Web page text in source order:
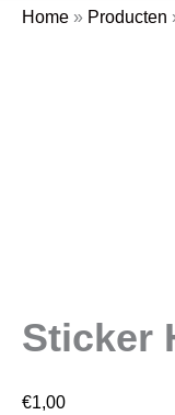
Home » Producten
Sticker
€1,00
Sticker